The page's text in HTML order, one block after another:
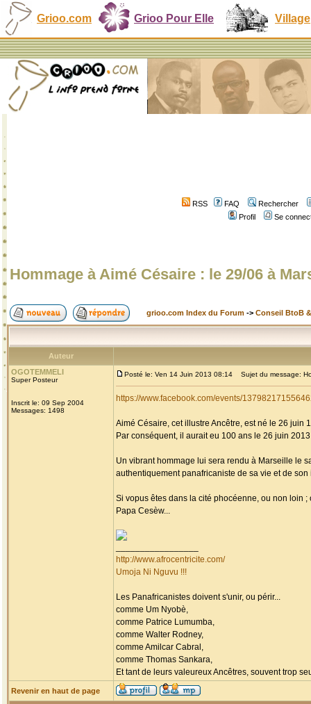
Grioo.com Grioo Pour Elle Village
RSS FAQ
Rechercher
Profil
Se
Hommage à Aimé Césaire : le 29/06 à
grioo.com Index du Forum -> Conseil BtoB
Auteur
OGOTEMMELI
Super Posteur
Inscrit le: 09 Sep 2004
Messages: 1498
Posté le: Ven 14 Juin 2013 08:14 Sujet du message:
https://www.facebook.com/events/
Aimé Césaire, cet illustre Ancêtre, est né le 26 juin
Par conséquent, il aurait eu 100 ans le 26 juin
Un vibrant hommage lui sera rendu à Marseille le
authentiquement panafricaniste de sa vie et de
Si vopus êtes dans la cité phocéenne, ou non loin
Papa Cesèw...
http://www.afrocentricite.com/
Umoja Ni Nguvu !!!
Les Panafricanistes doivent s'unir, ou périr...
comme Um Nyobè,
comme Patrice Lumumba,
comme Walter Rodney,
comme Amilcar Cabral,
comme Thomas Sankara,
Et tant de leurs valeureux Ancêtres, souvent trop
Revenir en haut de page